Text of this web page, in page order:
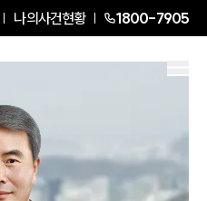
나의사건현황 1800-7905